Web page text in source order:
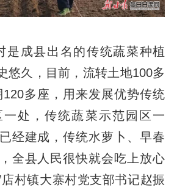
成县出名的传统蔬菜种植
悠久，目前，流转土地100多
多座，用来发展优势传统
处，传统蔬菜示范园区一
经建成，传统水萝卜、早春
全县人民很快就会吃上放心
村镇大寨村党支部书记赵振